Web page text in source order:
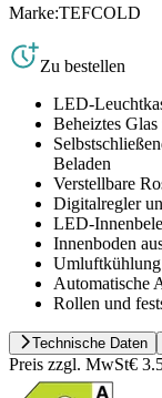
Marke:TEFCOLD
Zu bestellen
LED-
Beheiztes
Beladen
Verstellbare
Digitalregler
LED-
Innenboden
Umluftkühlung
Automatische
Rollen und
Technische Daten
Preis zzgl. MwSt€